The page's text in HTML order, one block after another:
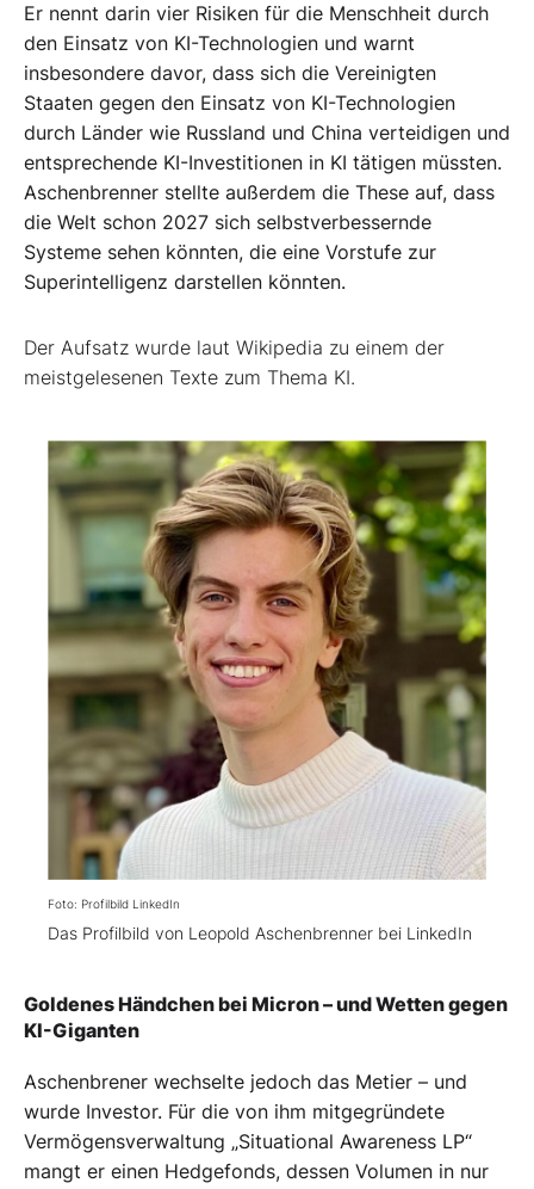
Er nennt darin vier Risiken für die Menschheit durch
den Einsatz von KI-Technologien und warnt
insbesondere davor, dass sich die Vereinigten
Staaten gegen den Einsatz von KI-Technologien
durch Länder wie Russland und China verteidigen und
entsprechende KI-Investitionen in KI tätigen müssten.
Aschenbrenner stellte außerdem die These auf, dass
die Welt schon 2027 sich selbstverbessernde
Systeme sehen könnten, die eine Vorstufe zur
Superintelligenz darstellen könnten.
Der Aufsatz wurde laut Wikipedia zu einem der
meistgelesenen Texte zum Thema KI.
Foto: Profilbild LinkedIn
Das Profilbild von Leopold Aschenbrenner bei LinkedIn
Goldenes Händchen bei Micron – und Wetten gegen
KI-Giganten
Aschenbrener wechselte jedoch das Metier – und
wurde Investor. Für die von ihm mitgegründete
Vermögensverwaltung „Situational Awareness LP“
mangt er einen Hedgefonds, dessen Volumen in nur